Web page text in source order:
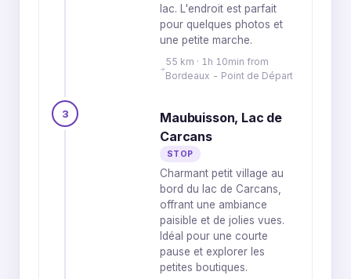
lac. L'endroit est parfait
pour quelques photos et
une petite marche.
55 km · 1h 10min from
Bordeaux - Point de Départ
3
Maubuisson, Lac de
Carcans
STOP
Charmant petit village au
bord du lac de Carcans,
offrant une ambiance
paisible et de jolies vues.
Idéal pour une courte
pause et explorer les
petites boutiques.